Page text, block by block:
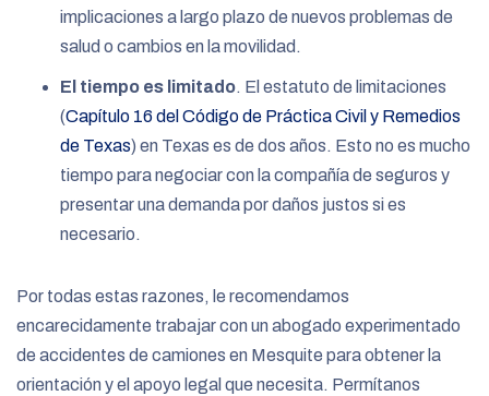
implicaciones a largo plazo de nuevos problemas de
salud o cambios en la movilidad.
El tiempo es limitado. El estatuto de limitaciones
(Capítulo 16 del Código de Práctica Civil y Remedios
de Texas) en Texas es de dos años. Esto no es mucho
tiempo para negociar con la compañía de seguros y
presentar una demanda por daños justos si es
necesario.
Por todas estas razones, le recomendamos
encarecidamente trabajar con un abogado experimentado
de accidentes de camiones en Mesquite para obtener la
orientación y el apoyo legal que necesita. Permítanos